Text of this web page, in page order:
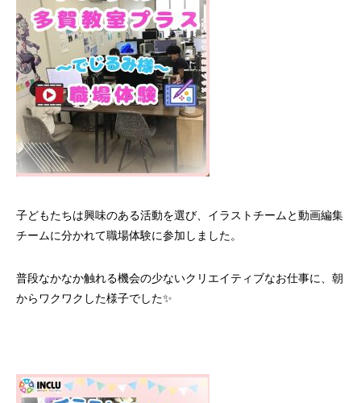
子どもたちは興味のある活動を選び、イラストチームと動画編集
チームに分かれて職場体験に参加しました。
普段なかなか触れる機会の少ないクリエイティブなお仕事に、朝
からワクワクした様子でした✨